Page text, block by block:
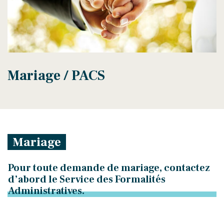
Mariage / PACS
Mariage
Pour toute demande de mariage, contactez
d’abord le Service des Formalités
Administratives.